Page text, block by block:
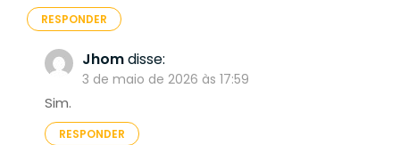
RESPONDER
Jhomdisse:
3 de maio de 2026 às 17:59
Sim.
RESPONDER